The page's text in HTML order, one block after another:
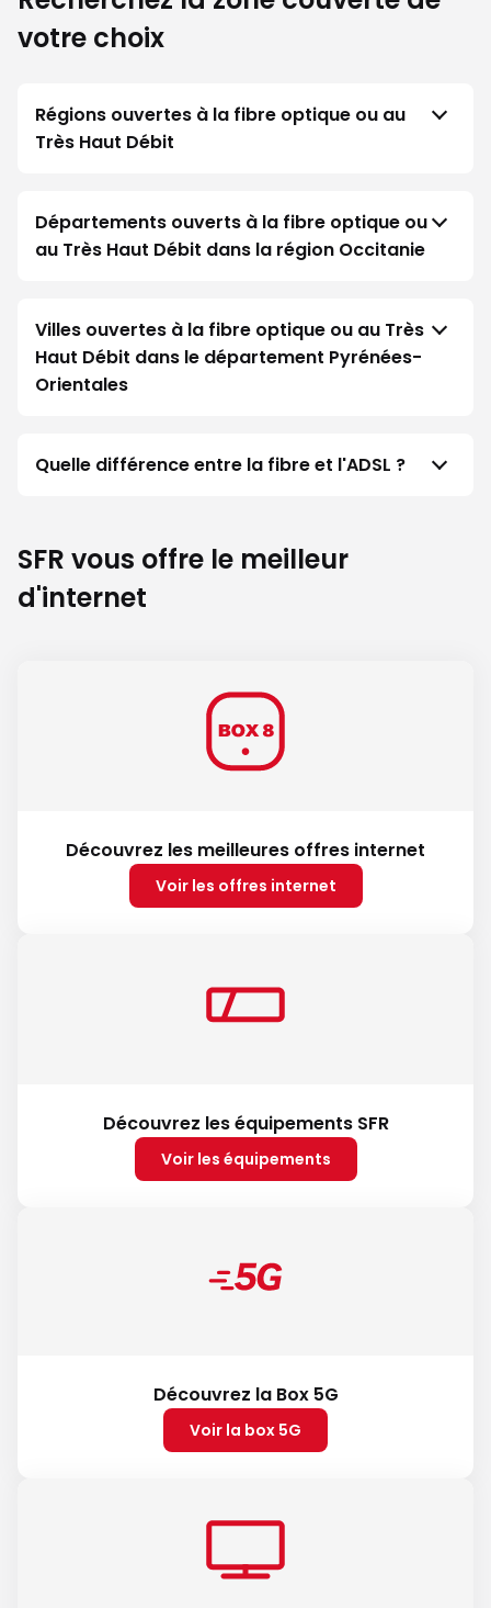
votre choix
Régions ouvertes à la fibre optique ou au
Très Haut Débit
Départements ouverts à la fibre optique ou
au Très Haut Débit dans la région Occitanie
Villes ouvertes à la fibre optique ou au Très
Haut Débit dans le département Pyrénées-
Orientales
Quelle différence entre la fibre et l'ADSL ?
SFR vous offre le meilleur
d'internet
Découvrez les meilleures offres internet
Voir les offres internet
Découvrez les équipements SFR
Voir les équipements
Découvrez la Box 5G
Voir la box 5G